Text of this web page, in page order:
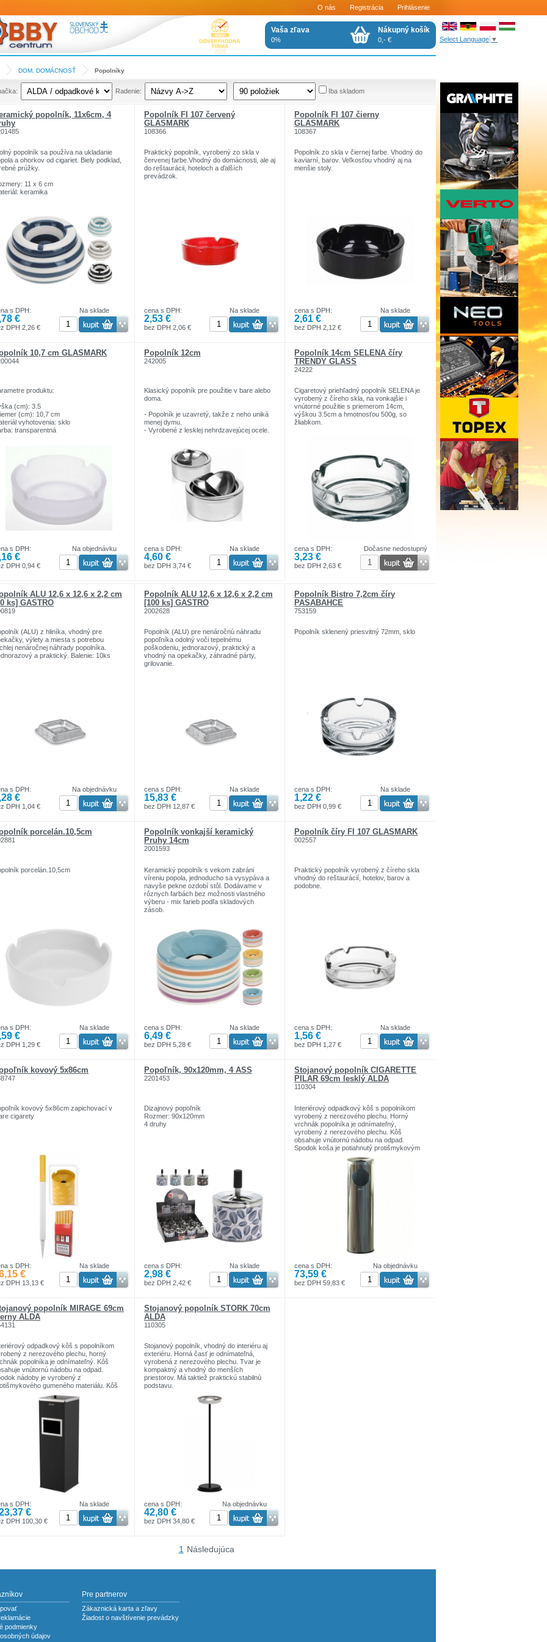
DOM, DOMÁCNOSŤ Popolníky
Radenie: Iba skladom
popolník, 11x6cm, 4
popolník sa používa na ukladanie
a ohorkov od cigariet. Biely podklad,
prúžky.
11 x 6 cm
keramika
Na sklade
s DPH:
€
DPH 2,26 €
Popolník FI 107 červený
GLASMARK
108366
Praktický popolník, vyrobený zo skla v
červenej farbe.Vhodný do domácnosti, ale aj
do reštaurácii, hoteloch a ďalších
prevádzok.
Na sklade
cena s DPH:
2,53 €
bez DPH 2,06 €
Popolník FI 107 čierny
GLASMARK
108367
Popolník zo skla v čiernej farbe. Vhodný do
kaviarní, barov. Veľkosťou vhodný aj na
menšie stoly.
Na sklade
cena s DPH:
2,61 €
bez DPH 2,12 €
10,7 cm GLASMARK
produktu:
(cm): 3.5
(cm): 10,7 cm
vyhotovenia: sklo
transparentná
Na objednávku
s DPH:
€
DPH 0,94 €
Popolník 12cm
242005
Klasický popolník pre použitie v bare alebo
doma.
- Popolník je uzavretý, takže z neho uniká
menej dymu.
- Vyrobené z lesklej nehrdzavejúcej ocele.
Na sklade
cena s DPH:
4,60 €
bez DPH 3,74 €
Popolník 14cm SELENA číry
TRENDY GLASS
24222
Cigaretový priehľadný popolník SELENA je
vyrobený z číreho skla, na vonkajšie i
vnútorné použitie s priemerom 14cm,
výškou 3.5cm a hmotnosťou 500g, so
žliabkom.
Dočasne nedostupný
cena s DPH:
3,23 €
bez DPH 2,63 €
ALU 12,6 x 12,6 x 2,2 cm
ks] GASTRO
(ALU) z hliníka, vhodný pre
výlety a miesta s potrebou
nenáročnej náhrady popolníka.
a praktický. Balenie: 10ks
Na objednávku
s DPH:
€
DPH 1,04 €
Popolník ALU 12,6 x 12,6 x 2,2 cm
[100 ks] GASTRO
2002628
Popolník (ALU) pre nenáročnú náhradu
popoľníka odolný voči tepelnému
poškodeniu, jednorazový, praktický a
vhodný na opekačky, záhradné párty,
grilovanie.
Na sklade
cena s DPH:
15,83 €
bez DPH 12,87 €
Popolník Bistro 7,2cm číry
PASABAHCE
753159
Popolník sklenený priesvitný 72mm, sklo
Na sklade
cena s DPH:
1,22 €
bez DPH 0,99 €
porcelán.10,5cm
porcelán.10,5cm
Na sklade
s DPH:
€
DPH 1,29 €
Popolník vonkajší keramický
Pruhy 14cm
2001593
Keramický popolník s vekom zabráni
víreniu popola, jednoducho sa vysypáva a
navyše pekne ozdobí stôl. Dodávame v
rôznych farbách bez možnosti vlastného
výberu - mix farieb podľa skladových
zásob.
Na sklade
cena s DPH:
6,49 €
bez DPH 5,28 €
Popolník číry FI 107 GLASMARK
002557
Praktický popolník vyrobený z číreho skla
vhodný do reštaurácií, hotelov, barov a
podobne.
Na sklade
cena s DPH:
1,56 €
bez DPH 1,27 €
kovový 5x86cm
kovový 5x86cm zapichovací v
cigarety
Na sklade
s DPH:
€
DPH 13,13 €
Popoľník, 90x120mm, 4 ASS
2201453
Dizajnový popoľník
Rozmer: 90x120mm
4 druhy
Na sklade
cena s DPH:
2,98 €
bez DPH 2,42 €
Stojanový popolník CIGARETTE
PILAR 69cm lesklý ALDA
110304
Interiérový odpadkový kôš s popolníkom
vyrobený z nerezového plechu. Horný
vrchnák popolníka je odnímateľný,
vyrobený z nerezového plechu. Kôš
obsahuje vnútornú nádobu na odpad.
Spodok koša je potiahnutý protišmykovým
Na objednávku
cena s DPH:
73,59 €
bez DPH 59,83 €
popolník MIRAGE 69cm
ALDA
odpadkový kôš s popolníkom
z nerezového plechu, horný
popolníka je odnímateľný. Kôš
vnútornú nádobu na odpad.
nádoby je vyrobený z
gumeného materiálu. Kôš
elegantný ozdobný rám.
Na sklade
s DPH:
€
DPH 100,30 €
Stojanový popolník STORK 70cm
ALDA
110305
Stojanový popolník, vhodný do interiéru aj
exteriéru. Horná časť je odnímateľná,
vyrobená z nerezového plechu. Tvar je
kompaktný a vhodný do menších
priestorov. Má taktiež praktickú stabilnú
podstavu.
Na objednávku
cena s DPH:
42,80 €
bez DPH 34,80 €
1 Následujúca
podmienky
údajov
Pre partnerov
Zákaznická karta a zľavy
Žiadost o navštívenie prevádzky
O nás Registrácia Prihlásenie
Nákupný košík
0,- €
Vaša zľava
0% Select Language ▼